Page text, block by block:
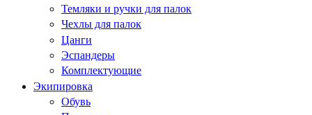
Темляки и ручки для палок
Чехлы для палок
Цанги
Эспандеры
Комплектующие
Экипировка
Обувь